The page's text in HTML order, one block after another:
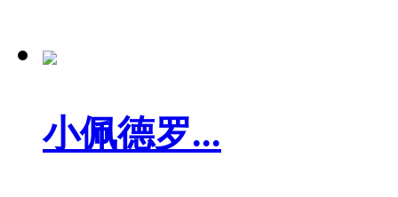
小佩德罗...